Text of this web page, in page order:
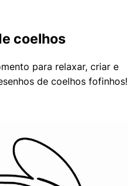
coelhos
para relaxar, criar e
de coelhos fofinhos!